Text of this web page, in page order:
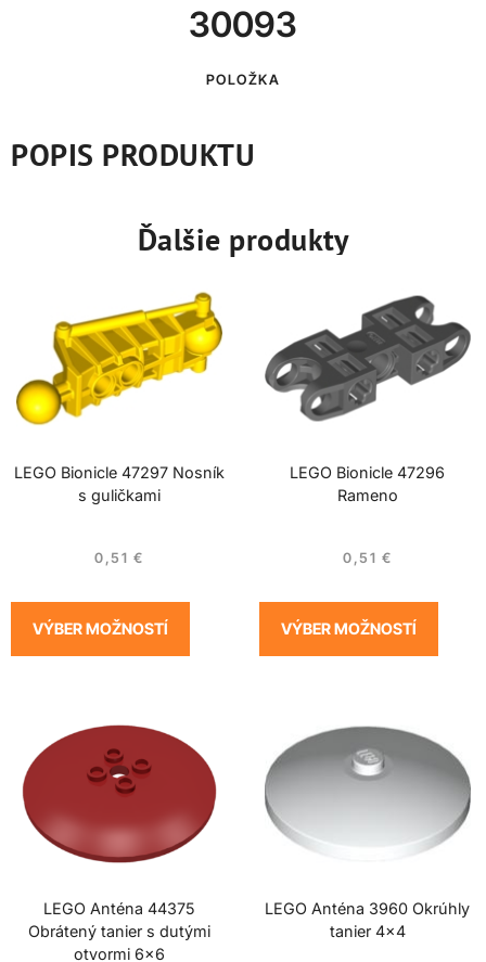
30093
POLOŽKA
POPIS PRODUKTU
Ďalšie produkty
LEGO Bionicle 47297 Nosník
s guličkami
0,51 €
VÝBER MOŽNOSTÍ
LEGO Bionicle 47296
Rameno
0,51 €
VÝBER MOŽNOSTÍ
LEGO Anténa 44375
Obrátený tanier s dutými
otvormi 6×6
LEGO Anténa 3960 Okrúhly
tanier 4×4